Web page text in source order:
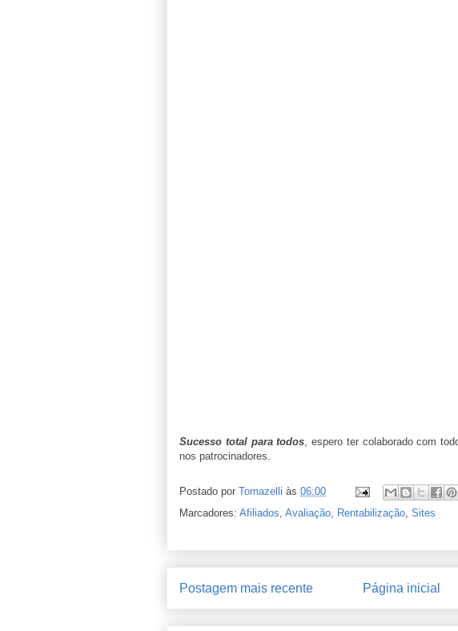
Sucesso total para todos, espero ter colaborado com
nos patrocinadores.
Postado por Tomazelli às 06:00
Marcadores: Afiliados, Avaliação, Rentabilização, Sites
Postagem mais recente Página inicial